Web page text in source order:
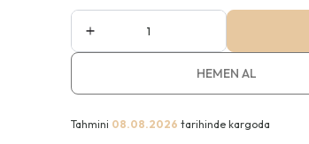
HEMEN AL
Tahmini 08.08.2026 tarihinde kargoda